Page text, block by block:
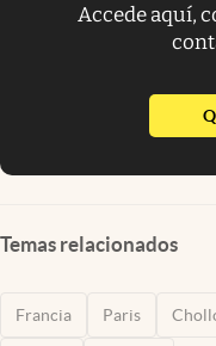
Accede aquí,
Temas relacionados
Francia Paris